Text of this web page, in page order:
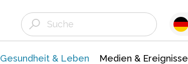
Gesundheit & Leben Medien & Ereignisse